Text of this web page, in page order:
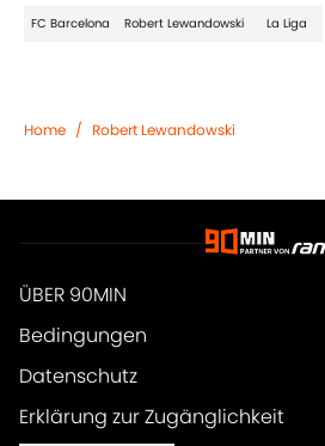
FC Barcelona Robert Lewandowski La Liga
Home / Robert Lewandowski
ÜBER 90MIN
Bedingungen
Datenschutz
Erklärung zur Zugänglichkeit